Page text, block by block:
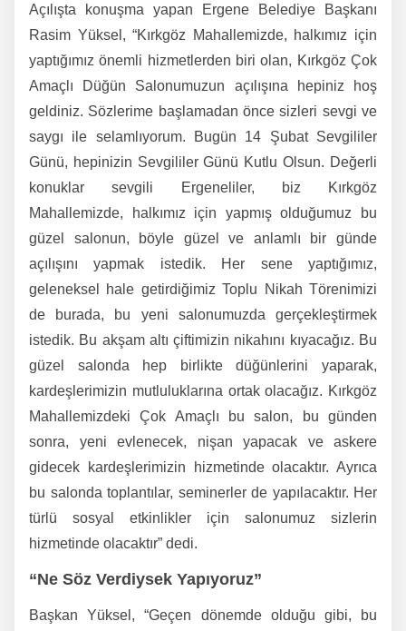
Açılışta konuşma yapan Ergene Belediye Başkanı
Rasim Yüksel, “Kırkgöz Mahallemizde, halkımız için
yaptığımız önemli hizmetlerden biri olan, Kırkgöz Çok
Amaçlı Düğün Salonumuzun açılışına hepiniz hoş
geldiniz. Sözlerime başlamadan önce sizleri sevgi ve
saygı ile selamlıyorum. Bugün 14 Şubat Sevgililer
Günü, hepinizin Sevgililer Günü Kutlu Olsun. Değerli
konuklar sevgili Ergeneliler, biz Kırkgöz
Mahallemizde, halkımız için yapmış olduğumuz bu
güzel salonun, böyle güzel ve anlamlı bir günde
açılışını yapmak istedik. Her sene yaptığımız,
geleneksel hale getirdiğimiz Toplu Nikah Törenimizi
de burada, bu yeni salonumuzda gerçekleştirmek
istedik. Bu akşam altı çiftimizin nikahını kıyacağız. Bu
güzel salonda hep birlikte düğünlerini yaparak,
kardeşlerimizin mutluluklarına ortak olacağız. Kırkgöz
Mahallemizdeki Çok Amaçlı bu salon, bu günden
sonra, yeni evlenecek, nişan yapacak ve askere
gidecek kardeşlerimizin hizmetinde olacaktır. Ayrıca
bu salonda toplantılar, seminerler de yapılacaktır. Her
türlü sosyal etkinlikler için salonumuz sizlerin
hizmetinde olacaktır” dedi.
“Ne Söz Verdiysek Yapıyoruz”
Başkan Yüksel, “Geçen dönemde olduğu gibi, bu